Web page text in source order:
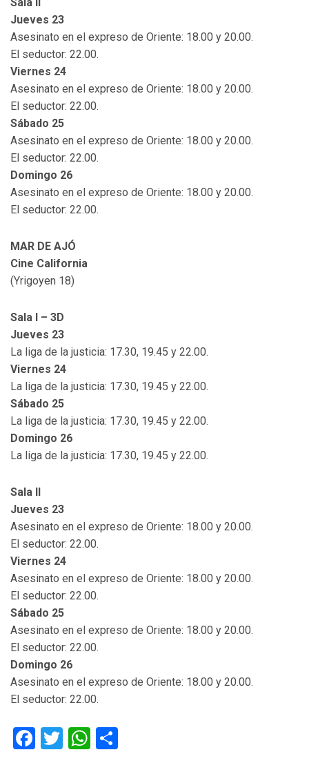
Jueves 23
Asesinato en el expreso de Oriente: 18.00 y 20.00.
El seductor: 22.00.
Viernes 24
Asesinato en el expreso de Oriente: 18.00 y 20.00.
El seductor: 22.00.
Sábado 25
Asesinato en el expreso de Oriente: 18.00 y 20.00.
El seductor: 22.00.
Domingo 26
Asesinato en el expreso de Oriente: 18.00 y 20.00.
El seductor: 22.00.
MAR DE AJÓ
Cine California
(Yrigoyen 18)
Sala I – 3D
Jueves 23
La liga de la justicia: 17.30, 19.45 y 22.00.
Viernes 24
La liga de la justicia: 17.30, 19.45 y 22.00.
Sábado 25
La liga de la justicia: 17.30, 19.45 y 22.00.
Domingo 26
La liga de la justicia: 17.30, 19.45 y 22.00.
Sala II
Jueves 23
Asesinato en el expreso de Oriente: 18.00 y 20.00.
El seductor: 22.00.
Viernes 24
Asesinato en el expreso de Oriente: 18.00 y 20.00.
El seductor: 22.00.
Sábado 25
Asesinato en el expreso de Oriente: 18.00 y 20.00.
El seductor: 22.00.
Domingo 26
Asesinato en el expreso de Oriente: 18.00 y 20.00.
El seductor: 22.00.
Facebook
TwitterWhatsApp